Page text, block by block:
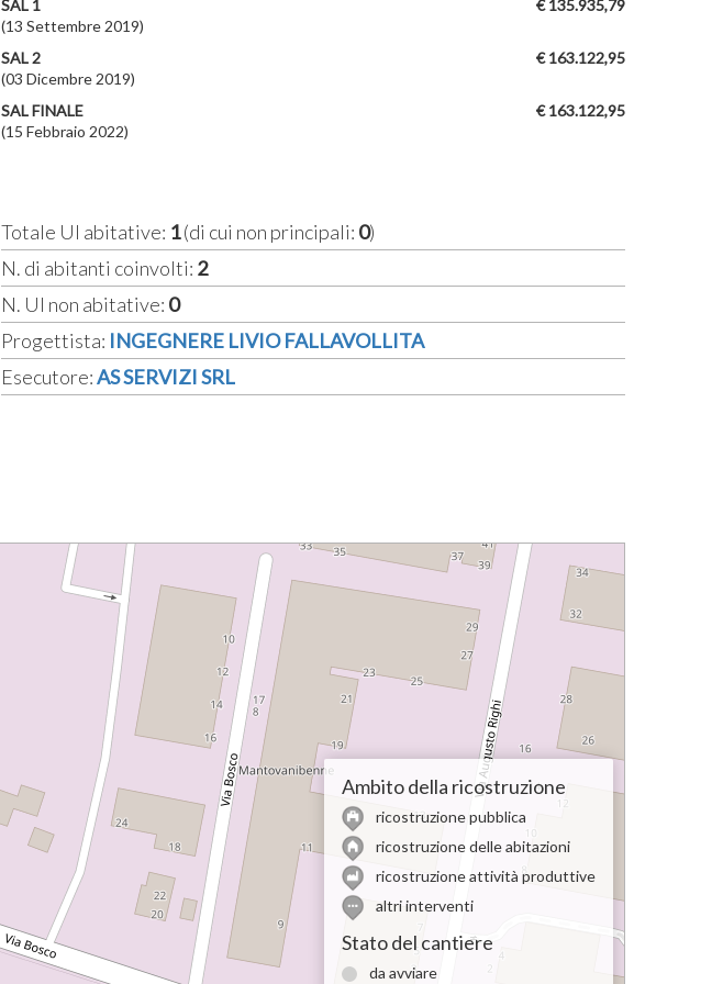
€ 135.935,79
SAL 1
(13 Settembre 2019)
€ 163.122,95
SAL 2
(03 Dicembre 2019)
€ 163.122,95
SAL FINALE
(15 Febbraio 2022)
Totale UI abitative: 1(di cui non principali: 0)
N. di abitanti coinvolti: 2
N. UI non abitative: 0
Progettista: INGEGNERE LIVIO FALLAVOLLITA
Esecutore:AS SERVIZI SRL
Ambito della ricostruzione
ricostruzione pubblica
ricostruzione delle abitazioni
ricostruzione attività produttive
altri interventi
Stato del cantiere
da avviare